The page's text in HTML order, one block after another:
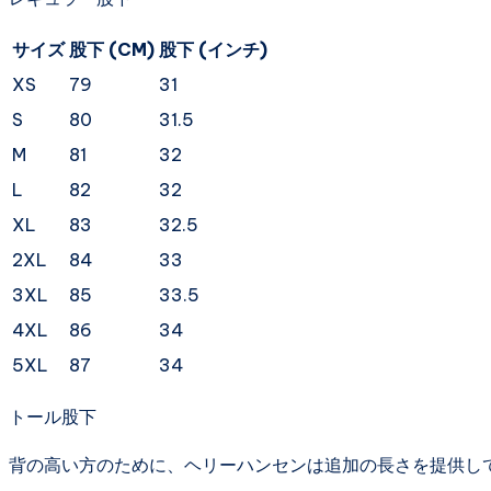
サイズ 股下 (CM) 股下 (インチ)
XS
79
31
S
80
31.5
M
81
32
L
82
32
XL
83
32.5
2XL
84
33
3XL
85
33.5
4XL
86
34
5XL
87 34
トール股下
背の高い方のために、ヘリーハンセンは追加の長さを提供し